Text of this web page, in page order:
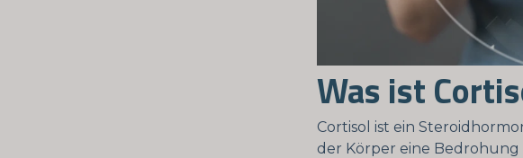
Was ist
Cortisol ist ein
der Körper eine